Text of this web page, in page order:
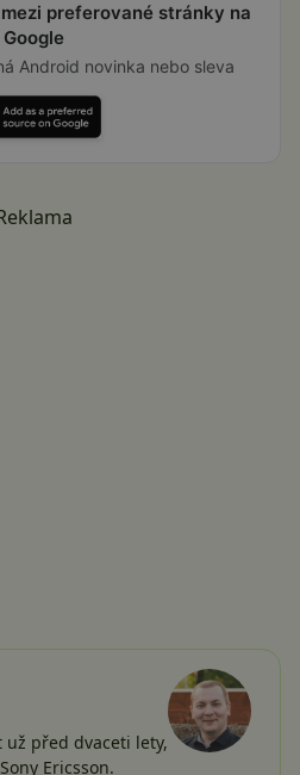
preferované stránky na
Google
Android novinka nebo sleva
už před dvaceti lety,
Ericsson.